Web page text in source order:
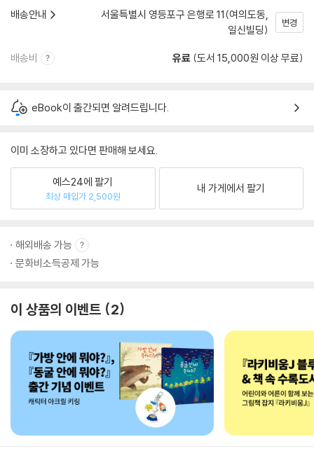
배송안내
서울특별시 영등포구 은행로 11(여의도동,
일신빌딩)
변경
배송비 유료 (도서 15,000원 이상 무료)
eBook이 출간되면 알려드립니다.
이미 소장하고 있다면 판매해 보세요.
예스24에 팔기
최상 매입가 2,500원
내 가게에서 팔기
해외배송 가능
문화비소득공제 가능
이 상품의 이벤트 2